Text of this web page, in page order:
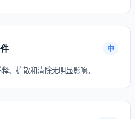
中
、扩散和清除无明显影响。